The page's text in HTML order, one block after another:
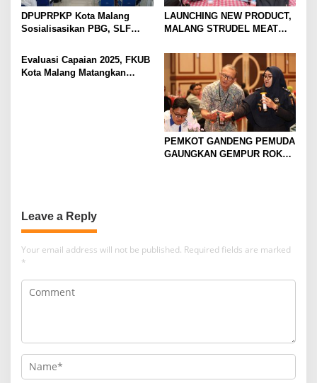
DPUPRPKP Kota Malang
Sosialisasikan PBG, SLF
SPPG
LAUNCHING NEW PRODUCT,
MALANG STRUDEL MEAT
Evaluasi Capaian 2025, FKUB
Kota Malang Matangkan
PEMKOT GANDENG PEMUDA
GAUNGKAN GEMPUR ROKOK
Leave a Reply
Your email address will not be published. Required fields are marked
*